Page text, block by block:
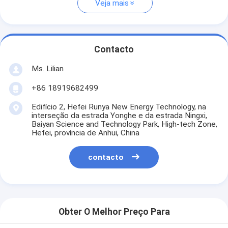
Veja mais
Contacto
Ms. Lilian
+86 18919682499
Edifício 2, Hefei Runya New Energy Technology, na
interseção da estrada Yonghe e da estrada Ningxi,
Baiyan Science and Technology Park, High-tech Zone,
Hefei, província de Anhui, China
contacto
Obter O Melhor Preço Para